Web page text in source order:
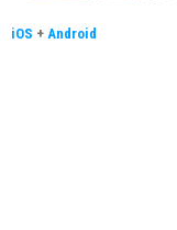
iOS + Android